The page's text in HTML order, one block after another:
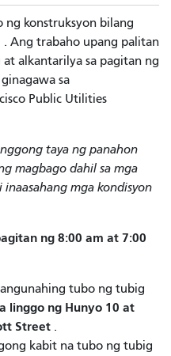
ng konstruksyon bilang
. Ang trabaho upang palitan
alkantarilya sa pagitan ng
sa
Public Utilities
taya ng panahon
magbago dahil sa mga
mga kondisyon
ng 8:00 am at 7:00
tubo ng tubig
linggo ng Hunyo 10 at
Street .
kabit na tubo ng tubig